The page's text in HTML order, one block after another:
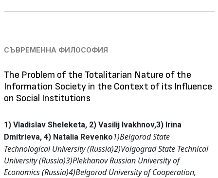
СЪВРЕМЕННА ФИЛОСОФИЯ
The Problem of the Totalitarian Nature of the
Information Society in the Context of its Influence
on Social Institutions
1) Vladislav Sheleketa, 2) Vasilij Ivakhnov,3) Irina
Dmitrieva, 4) Natalia Revenko1)Belgorod State
Technological University (Russia)2)Volgograd State Technical
University (Russia)3)Plekhanov Russian University of
Economics (Russia)4)Belgorod University of Cooperation,